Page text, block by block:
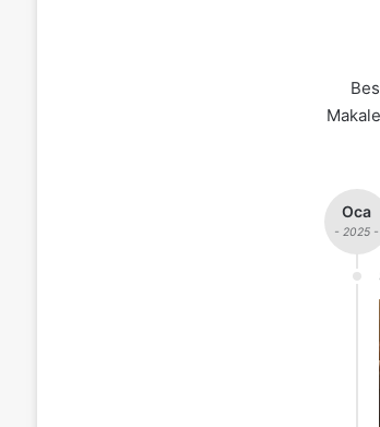
Oca
- 2025 -